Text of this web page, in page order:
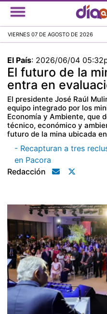
VIERNES 07 DE AGOSTO DE 2026
El País: 2026/06/04
El futuro de la
entra en
El presidente José Raúl
equipo integrado por los
Economía y Ambiente, que
técnico, económico y
futuro de la mina ubicada
- Recapturan a tres
en Pacora
Redacción